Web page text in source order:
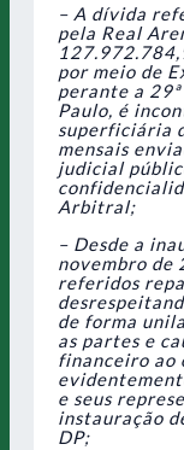
– A dívida
pela Real
por meio de
perante a
Paulo, é
superficiária
mensais
judicial
Arbitral;
– Desde a
novembro de
referidos
de forma
as partes e
financeiro ao
e seus
instauração
DP;